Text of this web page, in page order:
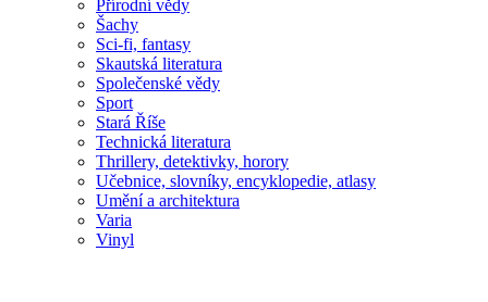
Přírodní vědy
Šachy
Sci-fi, fantasy
Skautská literatura
Společenské vědy
Sport
Stará Říše
Technická literatura
Thrillery, detektivky, horory
Učebnice, slovníky, encyklopedie, atlasy
Umění a architektura
Varia
Vinyl